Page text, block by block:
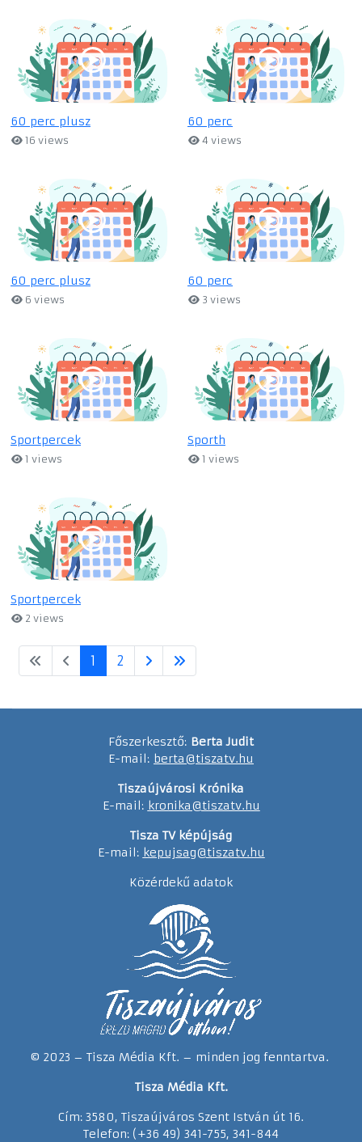
60 perc plusz
16 views
60 perc
4 views
60 perc plusz
6 views
60 perc
3 views
Sportpercek
1 views
Sporth
1 views
Sportpercek
2 views
1 2
Főszerkesztő: Berta Judit
E-mail: berta@tiszatv.hu
Tiszaújvárosi Krónika
E-mail: kronika@tiszatv.hu
Tisza TV képújság
E-mail: kepujsag@tiszatv.hu
Közérdekű adatok
© 2023 – Tisza Média Kft. – minden jog fenntartva.
Tisza Média Kft.
Cím: 3580, Tiszaújváros Szent István út 16.
Telefon: (+36 49) 341-755, 341-844